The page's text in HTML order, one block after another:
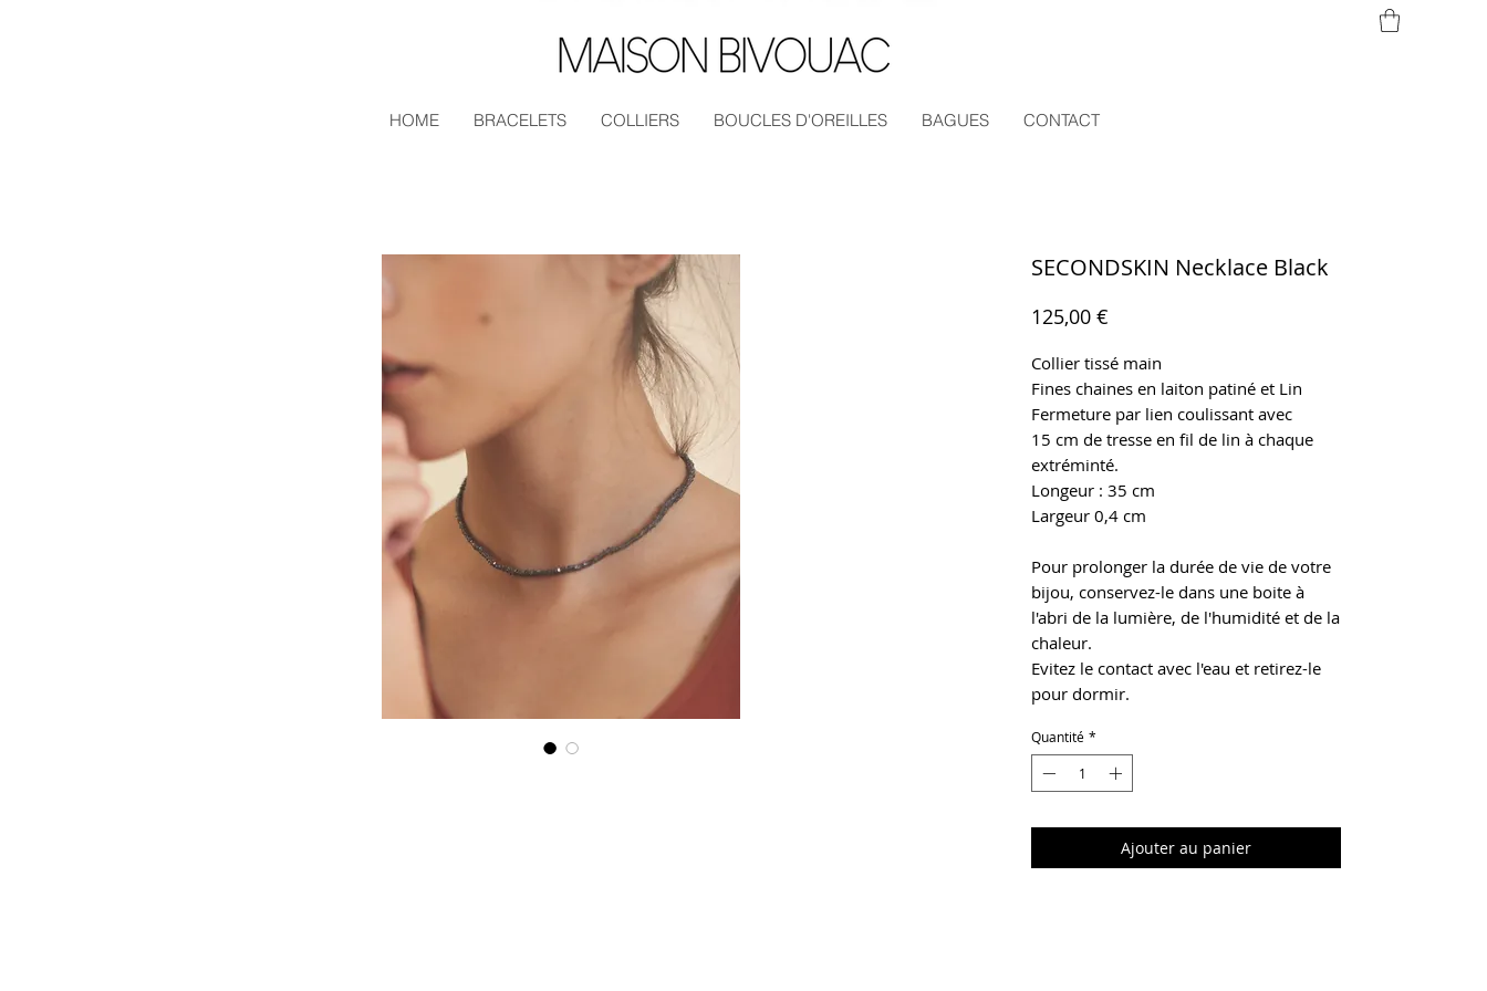
HOME BRACELETS COLLIERS BOUCLES D'OREILLES BAGUES CONTACT
SECONDSKIN Necklace Black
125,00 €
Collier tissé main
Fines chaines en laiton patiné et Lin
Fermeture par lien coulissant avec
15 cm de tresse en fil de lin à chaque
extréminté.
Longeur : 35 cm
Largeur 0,4 cm
Pour prolonger la durée de vie de votre
bijou, conservez-le dans une boite à
l'abri de la lumière, de l'humidité et de la
chaleur.
Evitez le contact avec l'eau et retirez-le
pour dormir.
Quantité *
Ajouter au panier